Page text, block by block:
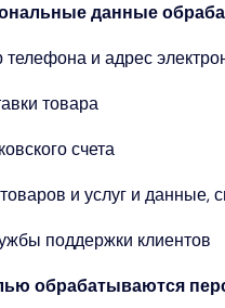
данные
телефона и адрес
товара
счета
товаров и услуг и
поддержки клиентов
обрабатываются